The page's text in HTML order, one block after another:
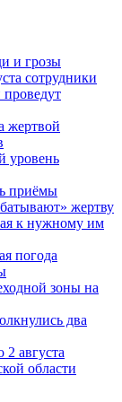
и грозы
сотрудники
проведут
жертвой
уровень
приёмы
жертву
к нужному им
погода
зоны на
два
августа
области